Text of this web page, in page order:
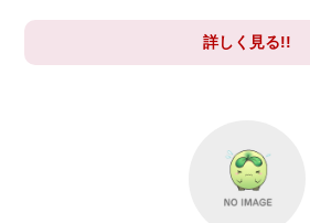
詳しく見る!!